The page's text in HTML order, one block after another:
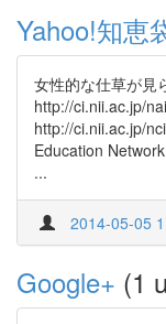
Yahoo!知恵
女性的な仕草が見
http://ci.nii.ac.jp/
http://ci.nii.ac.jp/
Education
...
2014-05-05
Google+ (1